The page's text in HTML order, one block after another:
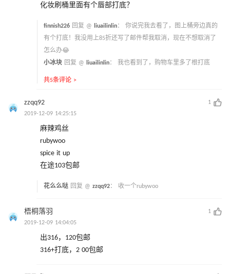
化妆刷桶里面有个唇部打底？
finnish226 回复 @ liuailinlin： 你说完我去看了，图上桶旁边真的
有个打底！我没用上85折还写了邮件帮我取消，现在不想取消了
怎么办😂
小冰块 回复 @ liuailinlin： 我也看到了，购物车里多了根打底
共5条评论 >
zzqq92
1
2019-12-09 14:25:15
麻辣鸡丝
rubywoo
spice it up
在途103包邮
花么么哒 回复 @ zzqq92： 收一个rubywoo
梧桐落羽
1
2019-12-09 14:04:05
出316，120包邮
316+打底，2 00包邮